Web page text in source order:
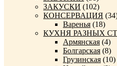
ЗАКУСКИ (102)
КОНСЕРВАЦИЯ
Варенья (18)
КУХНЯ РАЗНЫХ
Армянская (4)
Болгарская (8)
Грузинская (10)